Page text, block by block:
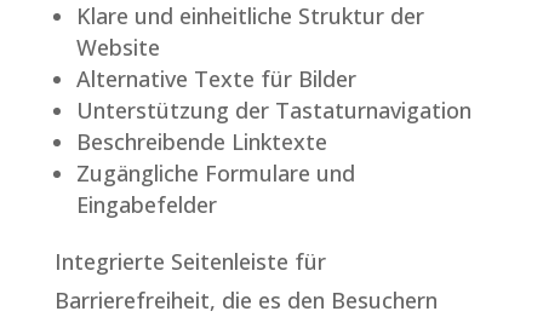
Klare und einheitliche Struktur der
Website
Alternative Texte für Bilder
Unterstützung der Tastaturnavigation
Beschreibende Linktexte
Zugängliche Formulare und
Eingabefelder
Integrierte Seitenleiste für
Barrierefreiheit, die es den Besuchern